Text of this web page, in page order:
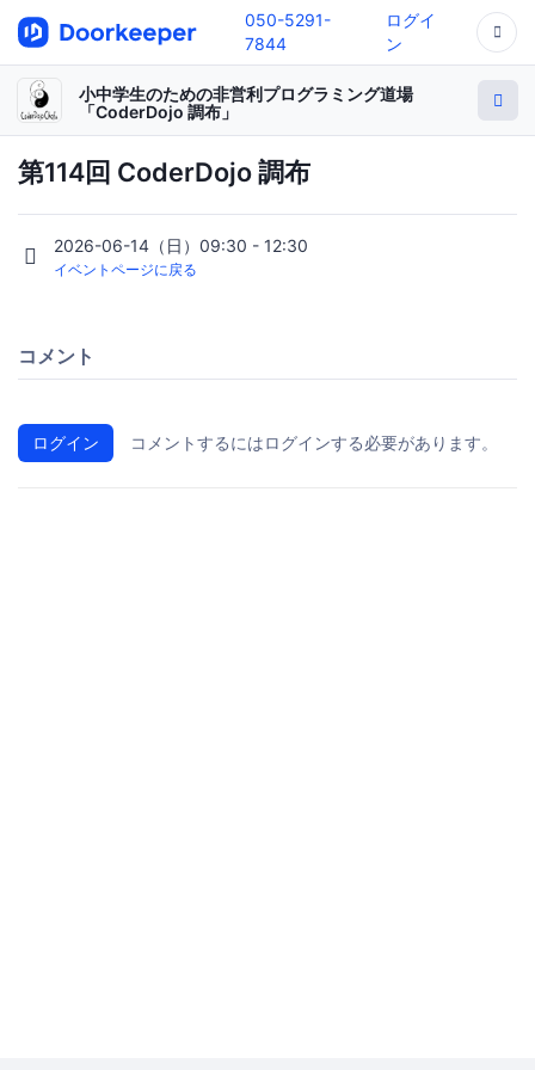
050-5291-
7844
ログイ
ン
小中学生のための非営利プログラミング道場
「CoderDojo 調布」
第114回 CoderDojo 調布
2026-06-14（日）09:30 - 12:30
イベントページに戻る
コメント
ログイン コメントするにはログインする必要があります。